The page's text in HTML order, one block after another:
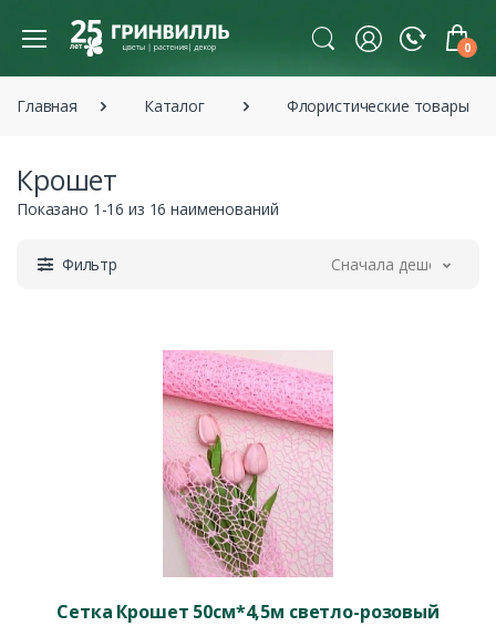
0
Главная Каталог Флористические товары
Крошет
Показано 1-16 из 16 наименований
Фильтр Сначала дешевле
Сетка Крошет 50см*4,5м светло-розовый